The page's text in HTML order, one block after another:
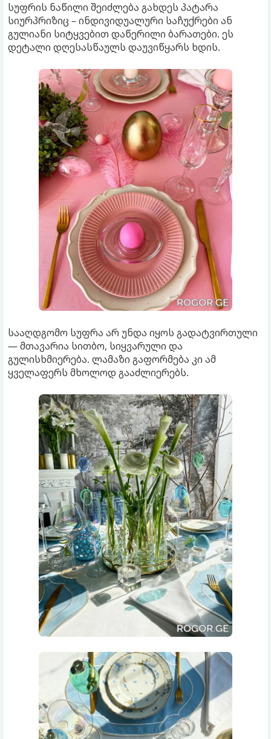
სუფრის ნაწილი შეიძლება გახდეს პატარა
სიურპრიზიც – ინდივიდუალური საჩუქრები ან
გულიანი სიტყვებით დაწერილი ბარათები. ეს
დეტალი დღესასწაულს დაუვიწყარს ხდის.
სააღდგომო სუფრა არ უნდა იყოს გადატვირთული
— მთავარია სითბო, სიყვარული და
გულისხმიერება. ლამაზი გაფორმება კი ამ
ყველაფერს მხოლოდ გააძლიერებს.